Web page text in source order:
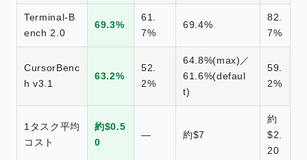
Terminal-B
ench 2.0
69.3%
61.
7%
69.4%
82.
7%
CursorBenc
h v3.1
63.2%
52.
2%
64.8%(max)／
61.6%(defaul
t)
59.
2%
1タスク平均
コスト
約$0.5
0
— 約$7
約
$2.
20